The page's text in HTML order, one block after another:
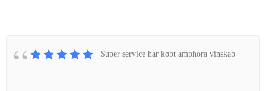
Super service har købt amphora vinskab